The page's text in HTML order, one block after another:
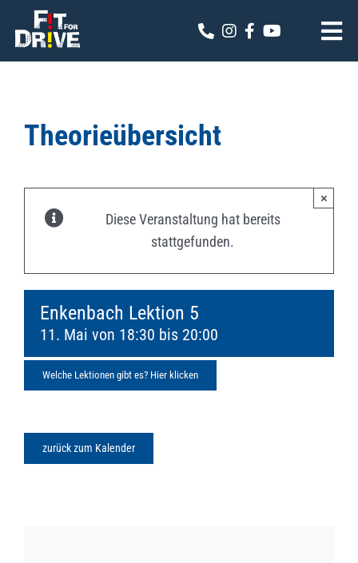
Inhalt
Theoriekalender
Theorieübersicht
Diese Veranstaltung hat bereits
stattgefunden.
×
Enkenbach Lektion 5
11. Mai von 18:30 bis 20:00
Welche Lektionen gibt es? Hier klicken
zurück zum Kalender